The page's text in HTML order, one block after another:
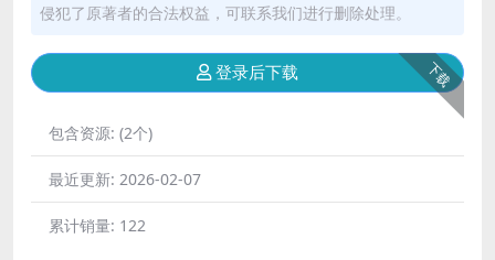
侵犯了原著者的合法权益，可联系我们进行删除处理。
下载
登录后下载
包含资源: (2个)
最近更新: 2026-02-07
累计销量: 122